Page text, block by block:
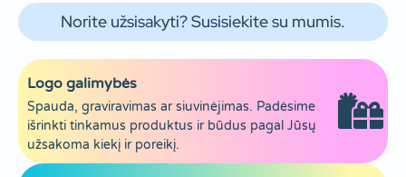
Norite užsisakyti? Susisiekite su mumis.
Logo galimybės
Spauda, graviravimas ar siuvinėjimas. Padėsime
išrinkti tinkamus produktus ir būdus pagal Jūsų
užsakoma kiekį ir poreikį.